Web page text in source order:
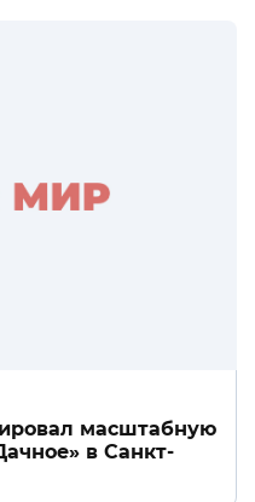
масштабную
в Санкт-